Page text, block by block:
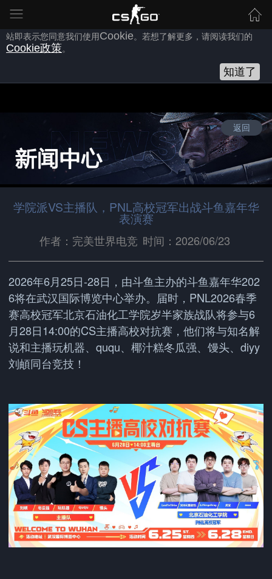
为向您提供良好的网站使用体验，完美世界网站会使用自身或第三方
，以作为安全、技术、分析、推广等之用。继续浏览本网
站即表示您同意我们使用Cookie。若想了解更多，请阅读我们的
Cookie政策。
知道了
返回
学院派VS主播队，PNL高校冠军出战斗鱼嘉年华
表演赛
作者：完美世界电竞 时间：2026/06/23
2026年6月25日-28日，由斗鱼主办的斗鱼嘉年华202
6将在武汉国际博览中心举办。届时，PNL2026春季
赛高校冠军北京石油化工学院岁半家族战队将参与6
月28日14:00的CS主播高校对抗赛，他们将与知名解
说和主播玩机器、ququ、椰汁糕冬瓜强、馒头、diyy
刘頔同台竞技！